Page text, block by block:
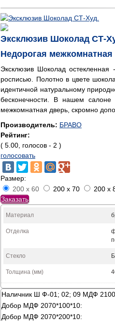
Эксклюзив Шоколад СТ-
Недорогая
Эксклюзив Шоколад остекленная
росписью. Полотно в цвете
идентичной натуральному
бесконечности. В нашем салоне
межкомнатная дверь, скромно
Производитель: БРАВО
Рейтинг:
( 5.00, голосов - 2 )
голосовать
Размер:
200 x 60
200 x 70
200 x
Заказать
Материал
Отделка
Стекло
Толщина (мм)
Наличник Ш Ф-01; 02; 09 МДФ
Добор МДФ 2070*100*10:
Добор МДФ 2070*200*10: